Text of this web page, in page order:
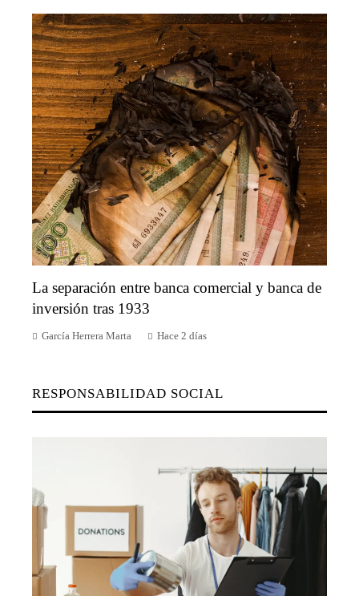
La separación entre banca comercial y banca de
inversión tras 1933
García Herrera Marta Hace 2 días
RESPONSABILIDAD SOCIAL